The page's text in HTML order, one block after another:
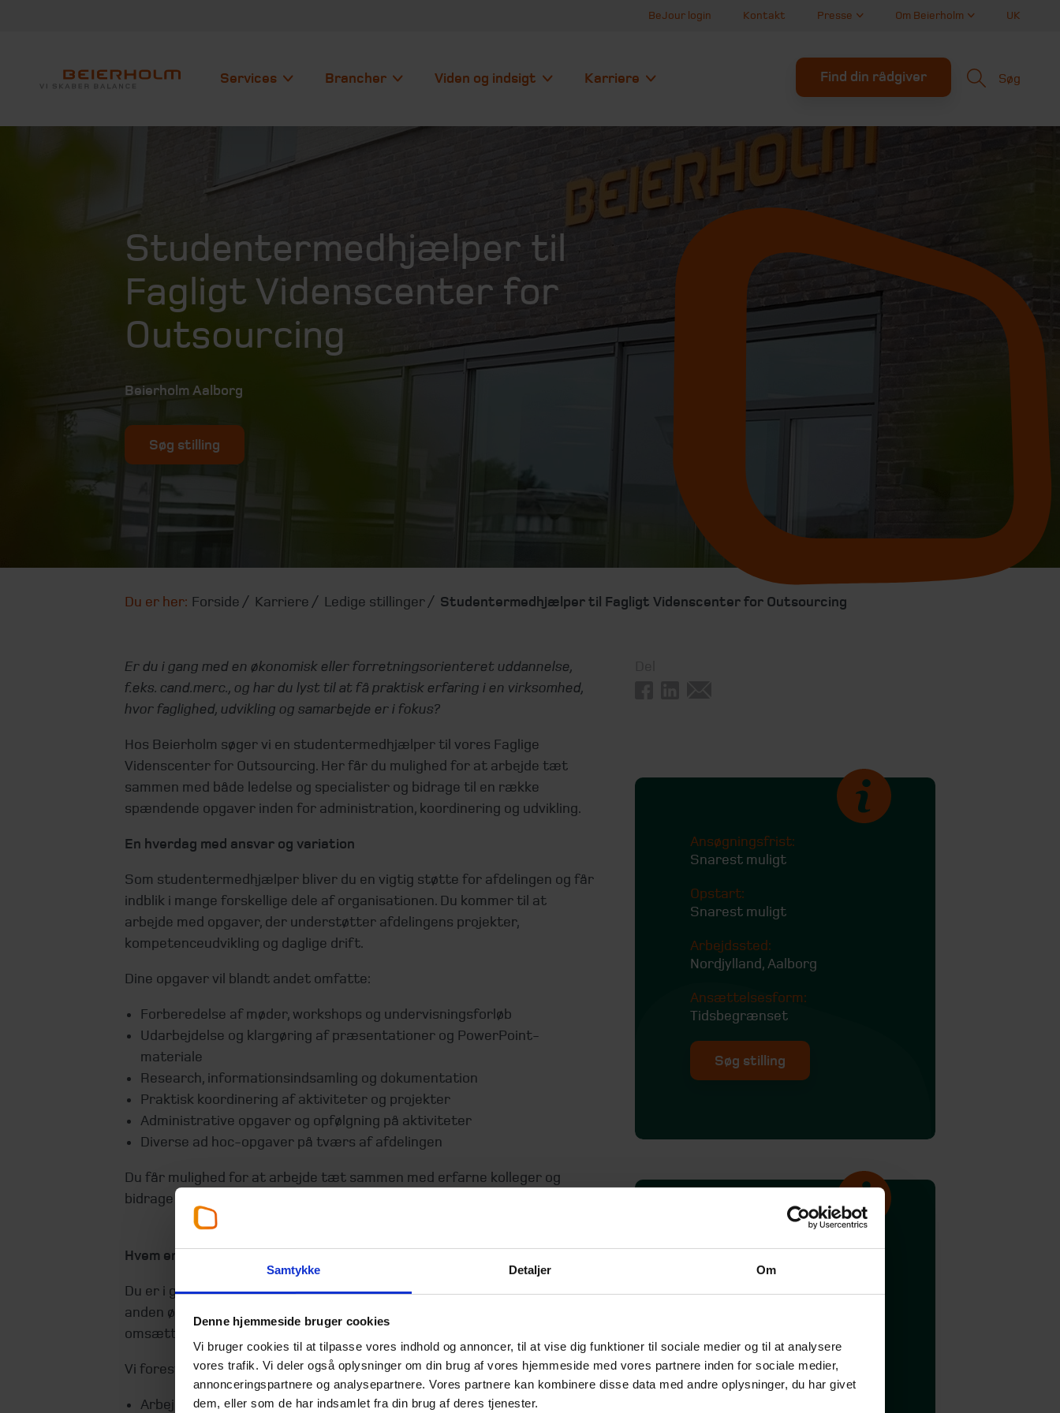
Samtykke Detaljer Om
Denne hjemmeside bruger cookies
Vi bruger cookies til at tilpasse vores indhold og annoncer, til at vise dig funktioner til sociale medier og til at analysere
vores trafik. Vi deler også oplysninger om din brug af vores hjemmeside med vores partnere inden for sociale medier,
annonceringspartnere og analysepartnere. Vores partnere kan kombinere disse data med andre oplysninger, du har givet
dem, eller som de har indsamlet fra din brug af deres tjenester.
BeJour login Kontakt Presse Om Beierholm UK
Services Brancher Viden og indsigt Karriere Find din rådgiver Søg
Studentermedhjælper til
Fagligt Videnscenter for
Outsourcing
Beierholm Aalborg
Søg stilling
Du er her: Forside Karriere Ledige stillinger Studentermedhjælper til Fagligt Videnscenter for Outsourcing
Er du i gang med en økonomisk eller forretningsorienteret uddannelse,
f.eks. cand.merc., og har du lyst til at få praktisk erfaring i en virksomhed,
hvor faglighed, udvikling og samarbejde er i fokus?
Hos Beierholm søger vi en studentermedhjælper til vores Faglige
Videnscenter for Outsourcing. Her får du mulighed for at arbejde tæt
sammen med både ledelse og specialister og bidrage til en række
spændende opgaver inden for administration, koordinering og udvikling.
En hverdag med ansvar og variation
Som studentermedhjælper bliver du en vigtig støtte for afdelingen og får
indblik i mange forskellige dele af organisationen. Du kommer til at
arbejde med opgaver, der understøtter afdelingens projekter,
kompetenceudvikling og daglige drift.
Dine opgaver vil blandt andet omfatte:
Forberedelse af møder, workshops og undervisningsforløb
Udarbejdelse og klargøring af præsentationer og PowerPoint-
materiale
Research, informationsindsamling og dokumentation
Praktisk koordinering af aktiviteter og projekter
Administrative opgaver og opfølgning på aktiviteter
Diverse ad hoc-opgaver på tværs af afdelingen
Du får mulighed for at arbejde tæt sammen med erfarne kolleger og
bidrage til projekter, der har betydning på tværs af Beierholm.
Hvem er du?
Du er i gang med en videregående uddannelse, gerne cand.merc. eller en
anden økonomisk eller forretningsorienteret uddannelse, og har lyst til at
omsætte teori til praksis.
Vi forestiller os, at du:
Arbejder struktureret og har sans for detaljen
Ansøgningsfrist:
Snarest muligt
Opstart:
Snarest muligt
Arbejdssted:
Nordjylland, Aalborg
Ansættelsesform:
Tidsbegrænset
Søg stilling
Om Beierholm
Hos Beierholm træder du ind
på en attraktiv og
hvor vi giver vores medar­
bejdere de bedste rammer: til
at nå nye re­sultater med